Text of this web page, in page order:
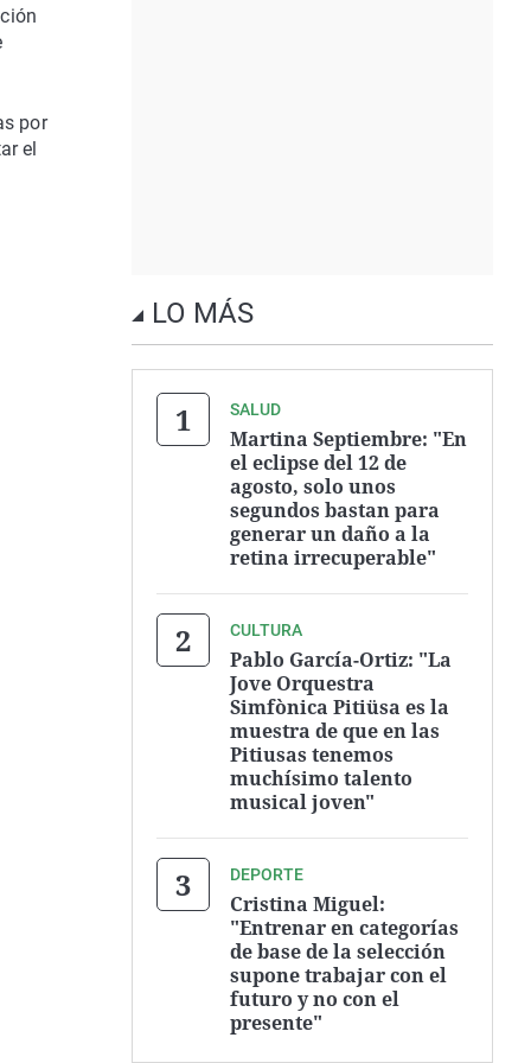
por
el
LO MÁS
SALUD
Martina Septiembre: "En
el eclipse del 12 de
agosto, solo unos
segundos bastan para
generar un daño a la
retina irrecuperable"
CULTURA
Pablo García-Ortiz: "La
Jove Orquestra
Simfònica Pitiüsa es la
muestra de que en las
Pitiusas tenemos
muchísimo talento
musical joven"
DEPORTE
Cristina Miguel:
"Entrenar en categorías
de base de la selección
supone trabajar con el
futuro y no con el
presente"